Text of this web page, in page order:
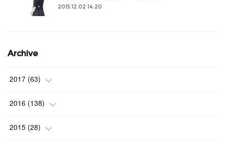
2015.12.02 14:20
Archive
2017 (63)
(3)
(4)
2016 (138)
(9)
2015 (28)